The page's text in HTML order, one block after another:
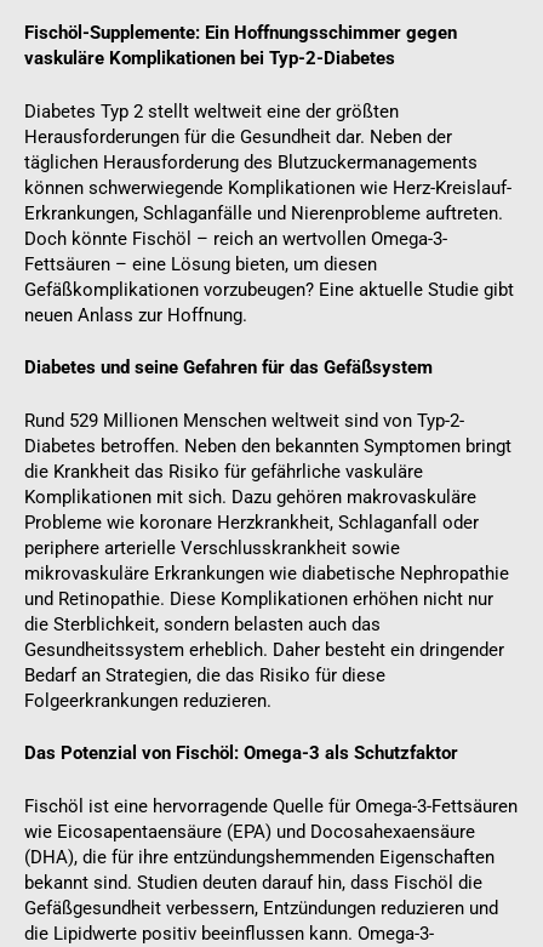
Fischöl-Supplemente: Ein Hoffnungsschimmer gegen
vaskuläre Komplikationen bei Typ-2-Diabetes
Diabetes Typ 2 stellt weltweit eine der größten
Herausforderungen für die Gesundheit dar. Neben der
täglichen Herausforderung des Blutzuckermanagements
können schwerwiegende Komplikationen wie Herz-Kreislauf-
Erkrankungen, Schlaganfälle und Nierenprobleme auftreten.
Doch könnte Fischöl – reich an wertvollen Omega-3-
Fettsäuren – eine Lösung bieten, um diesen
Gefäßkomplikationen vorzubeugen? Eine aktuelle Studie gibt
neuen Anlass zur Hoffnung.
Diabetes und seine Gefahren für das Gefäßsystem
Rund 529 Millionen Menschen weltweit sind von Typ-2-
Diabetes betroffen. Neben den bekannten Symptomen bringt
die Krankheit das Risiko für gefährliche vaskuläre
Komplikationen mit sich. Dazu gehören makrovaskuläre
Probleme wie koronare Herzkrankheit, Schlaganfall oder
periphere arterielle Verschlusskrankheit sowie
mikrovaskuläre Erkrankungen wie diabetische Nephropathie
und Retinopathie. Diese Komplikationen erhöhen nicht nur
die Sterblichkeit, sondern belasten auch das
Gesundheitssystem erheblich. Daher besteht ein dringender
Bedarf an Strategien, die das Risiko für diese
Folgeerkrankungen reduzieren.
Das Potenzial von Fischöl: Omega-3 als Schutzfaktor
Fischöl ist eine hervorragende Quelle für Omega-3-Fettsäuren
wie Eicosapentaensäure (EPA) und Docosahexaensäure
(DHA), die für ihre entzündungshemmenden Eigenschaften
bekannt sind. Studien deuten darauf hin, dass Fischöl die
Gefäßgesundheit verbessern, Entzündungen reduzieren und
die Lipidwerte positiv beeinflussen kann. Omega-3-